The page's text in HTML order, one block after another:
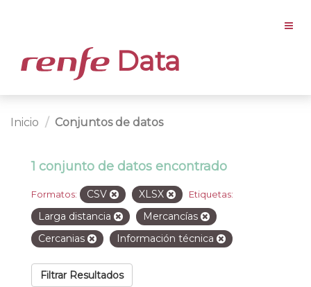
Data
Inicio Conjuntos de datos
1 conjunto de datos encontrado
Formatos: CSV XLSX Etiquetas:
Larga distancia
Mercancías
Cercanias
Información técnica
Filtrar Resultados